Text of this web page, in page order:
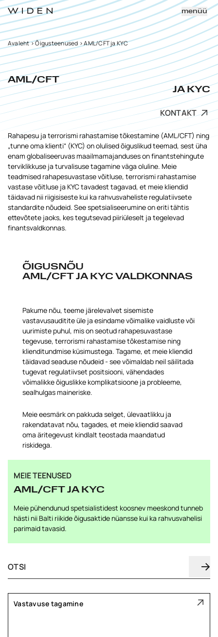
menüü
Avaleht>Õigusteenused >AML/CFT ja KYC
AML/CFT
JA KYC
KONTAKT
Rahapesu ja terrorismi rahastamise tõkestamine (AML/CFT) ning
„tunne oma klienti“ (KYC) on olulised õiguslikud teemad, sest üha
enam globaliseeruvas maailmamajanduses on finantstehingute
terviklikkuse ja turvalisuse tagamine väga oluline. Meie
teadmised rahapesuvastase võitluse, terrorismi rahastamise
vastase võitluse ja KYC tavadest tagavad, et meie kliendid
täidavad nii riigisiseste kui ka rahvusvaheliste regulatiivsete
standardite nõudeid. See spetsialiseerumine on eriti tähtis
ettevõtete jaoks, kes tegutsevad piiriüleselt ja tegelevad
finantsvaldkonnas.
ÕIGUSNÕU
AML/CFT JA KYC VALDKONNAS
Pakume nõu, teeme järelevalvet sisemiste
vastavusauditite üle ja esindame võimalike vaidluste või
uurimiste puhul, mis on seotud rahapesuvastase
tegevuse, terrorismi rahastamise tõkestamise ning
klienditundmise küsimustega. Tagame, et meie kliendid
täidavad seaduse nõudeid - see võimaldab neil säilitada
tugevat regulatiivset positsiooni, vähendades
võimalikke õiguslikke komplikatsioone ja probleeme,
sealhulgas maineriske.
Meie eesmärk on pakkuda selget, ülevaatlikku ja
rakendatavat nõu, tagades, et meie kliendid saavad
oma äritegevust kindlalt teostada maandatud
riskidega.
MEIE TEENUSED
AML/CFT JA KYC
Meie pühendunud spetsialistidest koosnev meeskond tunneb
hästi nii Balti riikide õigusaktide nüansse kui ka rahvusvahelisi
parimaid tavasid.
Vastavuse tagamine